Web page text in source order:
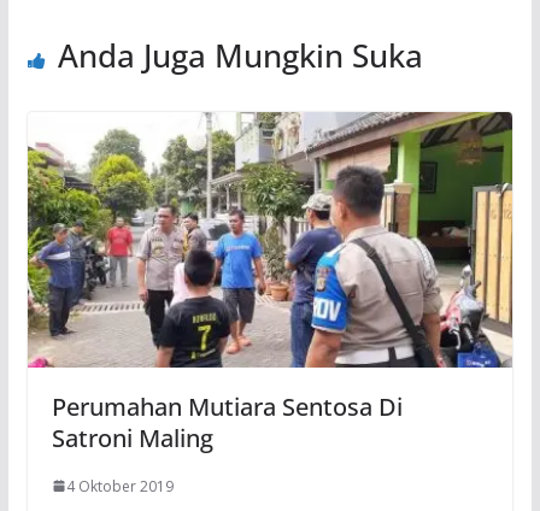
Anda Juga Mungkin Suka
Perumahan Mutiara Sentosa Di
Satroni Maling
4 Oktober 2019